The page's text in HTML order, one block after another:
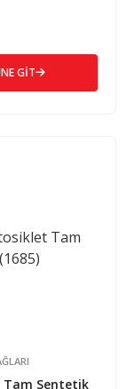
GİT
Tam Sentetik